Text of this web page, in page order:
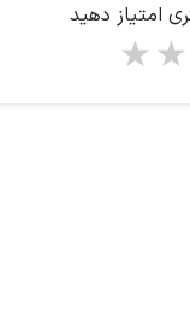
امتیاز دهید
3 stars
2 stars